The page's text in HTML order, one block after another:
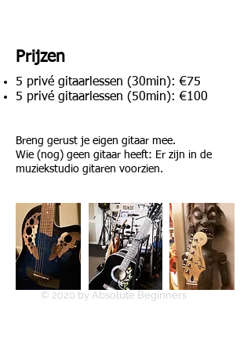
RAGING CLOUDS
Prijzen
5 privé gitaarlessen (30min): €75
5 privé gitaarlessen (50min): €100
Breng gerust je eigen gitaar mee.
Wie (nog) geen gitaar heeft: Er zijn in de
muziekstudio gitaren voorzien.
© 2020 by Absolute Beginners